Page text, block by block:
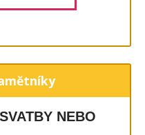
NEBO